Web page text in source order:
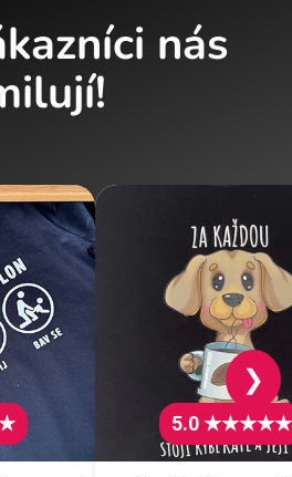
nás
5.0 ★★★★★
❯